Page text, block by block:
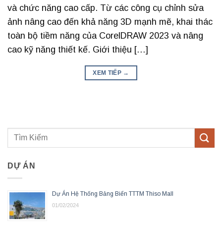
và chức năng cao cấp. Từ các công cụ chỉnh sửa
ảnh nâng cao đến khả năng 3D mạnh mẽ, khai thác
toàn bộ tiềm năng của CorelDRAW 2023 và nâng
cao kỹ năng thiết kế. Giới thiệu […]
XEM TIẾP →
DỰ ÁN
Dự Án Hệ Thống Bảng Biển TTTM Thiso Mall
01/02/2024